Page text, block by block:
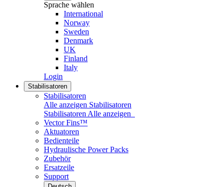
Sprache wählen
International
Norway
Sweden
Denmark
UK
Finland
Italy
Login
Stabilisatoren
Stabilisatoren
Alle anzeigen Stabilisatoren
Stabilisatoren Alle anzeigen
Vector Fins™
Aktuatoren
Bedienteile
Hydraulische Power Packs
Zubehör
Ersatzeile
Support